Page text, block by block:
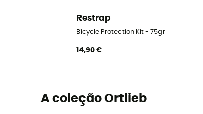
Restrap
Bicycle Protection Kit - 75gr
14,90 €
A coleção Ortlieb